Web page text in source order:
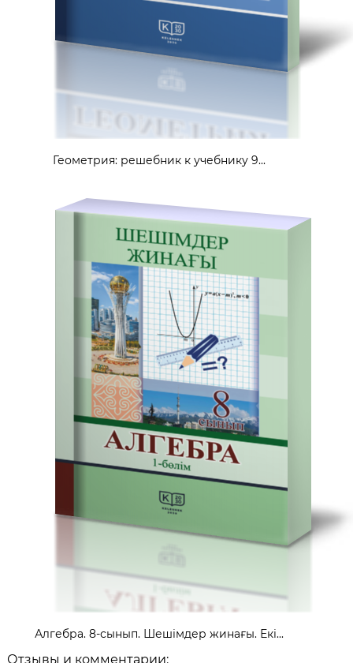
Геометрия: решебник к учебнику 9...
Алгебра. 8-сынып. Шешімдер жинағы. Екі...
Отзывы и комментарии: